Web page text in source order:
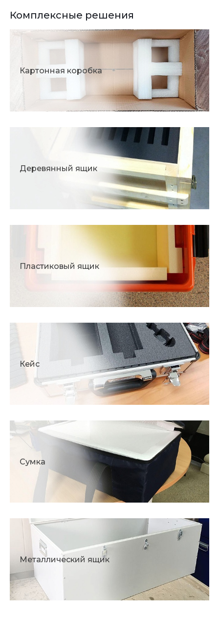
Комплексные решения
Картонная коробка
Деревянный ящик
Пластиковый ящик
Кейс
Сумка
Металлический ящик